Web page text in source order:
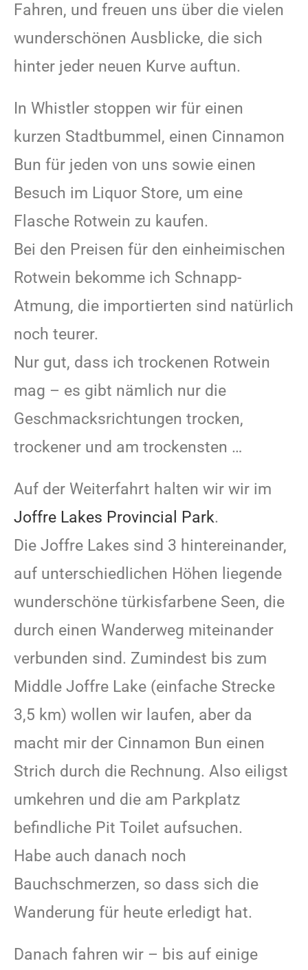
Fahren, und freuen uns über die vielen
wunderschönen Ausblicke, die sich
hinter jeder neuen Kurve auftun.
In Whistler stoppen wir für einen
kurzen Stadtbummel, einen Cinnamon
Bun für jeden von uns sowie einen
Besuch im Liquor Store, um eine
Flasche Rotwein zu kaufen.
Bei den Preisen für den einheimischen
Rotwein bekomme ich Schnapp-
Atmung, die importierten sind natürlich
noch teurer.
Nur gut, dass ich trockenen Rotwein
mag – es gibt nämlich nur die
Geschmacksrichtungen trocken,
trockener und am trockensten …
Auf der Weiterfahrt halten wir wir im
Joffre Lakes Provincial Park.
Die Joffre Lakes sind 3 hintereinander,
auf unterschiedlichen Höhen liegende
wunderschöne türkisfarbene Seen, die
durch einen Wanderweg miteinander
verbunden sind. Zumindest bis zum
Middle Joffre Lake (einfache Strecke
3,5 km) wollen wir laufen, aber da
macht mir der Cinnamon Bun einen
Strich durch die Rechnung. Also eiligst
umkehren und die am Parkplatz
befindliche Pit Toilet aufsuchen.
Habe auch danach noch
Bauchschmerzen, so dass sich die
Wanderung für heute erledigt hat.
Danach fahren wir – bis auf einige